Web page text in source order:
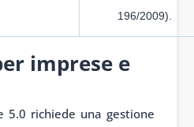
196/2009).
imprese e
5.0 richiede una gestione